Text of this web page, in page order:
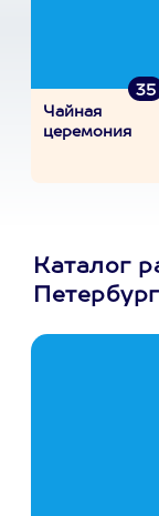
35
Чайная
церемония
Каталог